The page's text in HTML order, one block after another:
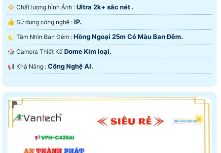
🔅 Chất lượng hình Ảnh : Ultra 2k+ sắc nét .
👍 Sử dụng công nghệ : IP.
🌜 Tầm Nhìn Ban Đêm : Hồng Ngoại 25m Có Màu Ban Ðêm.
🎲 Camera Thiết Kế Dome Kim loại.
️📢 Khả Năng : Công Nghệ AI.